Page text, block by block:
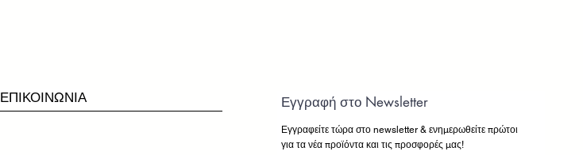
ΕΠΙΚΟΙΝΩΝΙΑ Εγγραφή στο Newsletter
Εγγραφείτε τώρα στο newsletter & ενημερωθείτε πρώτοι
για τα νέα προϊόντα και τις προσφορές μας!